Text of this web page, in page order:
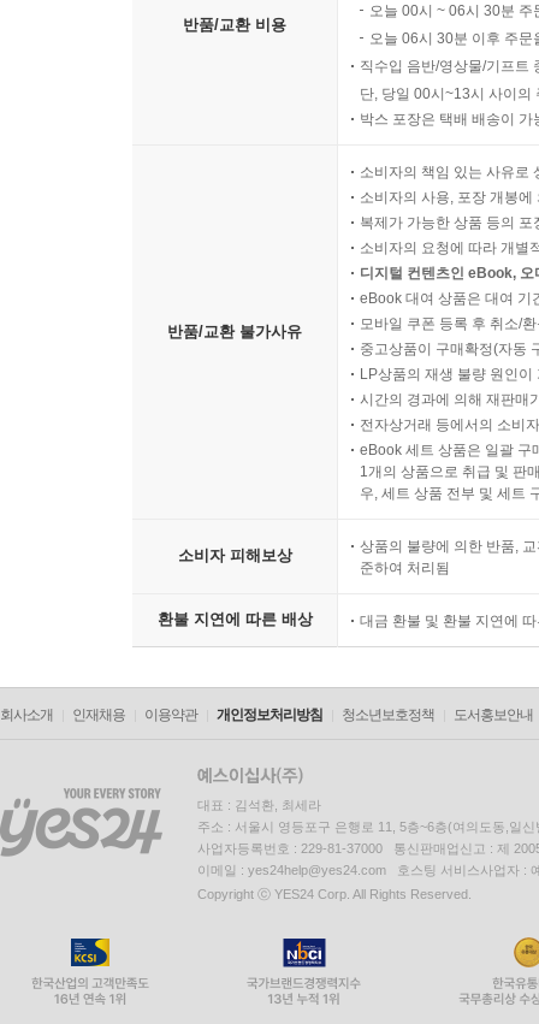
반품/교환 비용
오늘 00시 ~ 06시 30분
오늘 06시 30분 이후 주
직수입 음반/영상물/기프트
단, 당일 00시~13시 사이의
박스 포장은 택배 배송이
반품/교환 불가사유
소비자의 책임 있는 사유로
소비자의 사용, 포장 개봉
복제가 가능한 상품 등의
소비자의 요청에 따라 개별
디지털 컨텐츠인 eBook,
eBook 대여 상품은 대여 기
모바일 쿠폰 등록 후 취소/
중고상품이 구매확정(자동
LP상품의 재생 불량 원인
시간의 경과에 의해 재판매
전자상거래 등에서의 소비
eBook 세트 상품은 일괄 구
1개의 상품으로 취급 및 판
우, 세트 상품 전부 및 세트
소비자 피해보상
상품의 불량에 의한 반품,
준하여 처리됨
환불 지연에 따른 배상 대금 환불 및 환불 지연에
회사소개 인재채용 이용약관 개인정보처리방침 청소년보호정책 도서홍보안내
대표 : 김석환, 최세라
주소 : 서울시 영등포구 은행로 11, 5층~6층(여의도동,일신
사업자등록번호 : 229-81-37000 통신판매업신고 : 제
이메일 : yes24help@yes24.com 호스팅 서비스사업자 :
Copyright ⓒ YES24 Corp. All Rights Reserved.